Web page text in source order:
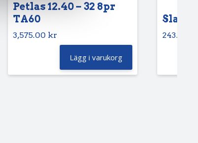
Petlas 12.40 – 32 8pr
TA60
3,575.00 kr
Lägg i varukorg
Slang
243.75